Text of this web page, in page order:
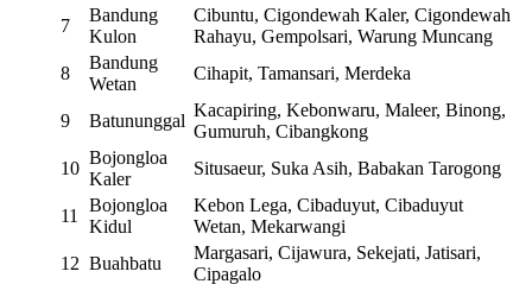
7
Bandung
Kulon
Cibuntu, Cigondewah Kaler, Cigondewah
Rahayu, Gempolsari, Warung Muncang
8
Bandung
Wetan
Cihapit, Tamansari, Merdeka
9 Batununggal
Kacapiring, Kebonwaru, Maleer, Binong,
Gumuruh, Cibangkong
10
Bojongloa
Kaler
Situsaeur, Suka Asih, Babakan Tarogong
11
Bojongloa
Kidul
Kebon Lega, Cibaduyut, Cibaduyut
Wetan, Mekarwangi
12 Buahbatu
Margasari, Cijawura, Sekejati, Jatisari,
Cipagalo